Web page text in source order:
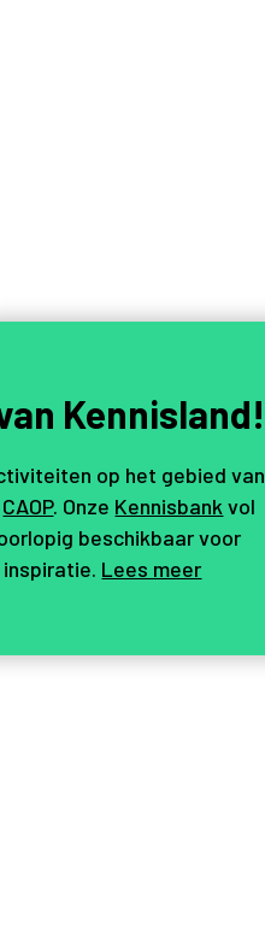
Kennisland!
op het gebied van
CAOP. Onze Kennisbank vol
beschikbaar voor
Lees meer